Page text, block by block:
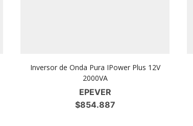
Inversor de Onda Pura IPower Plus 12V
2000VA
EPEVER
$854.887